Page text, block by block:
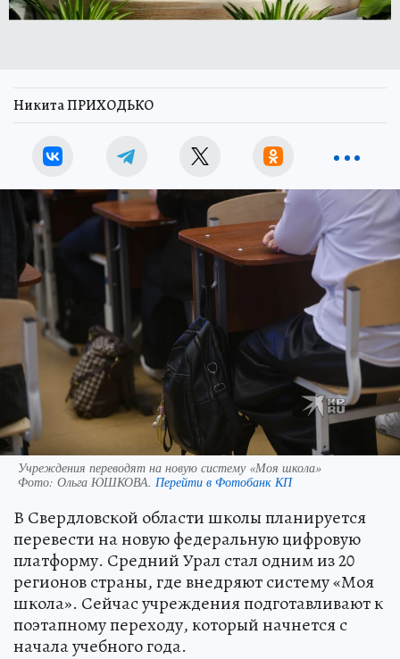
Никита ПРИХОДЬКО
Учреждения переводят на новую систему «Моя школа»
Фото: Ольга ЮШКОВА. Перейти в Фотобанк КП
В Свердловской области школы планируется
перевести на новую федеральную цифровую
платформу. Средний Урал стал одним из 20
регионов страны, где внедряют систему «Моя
школа». Сейчас учреждения подготавливают к
поэтапному переходу, который начнется с
начала учебного года.